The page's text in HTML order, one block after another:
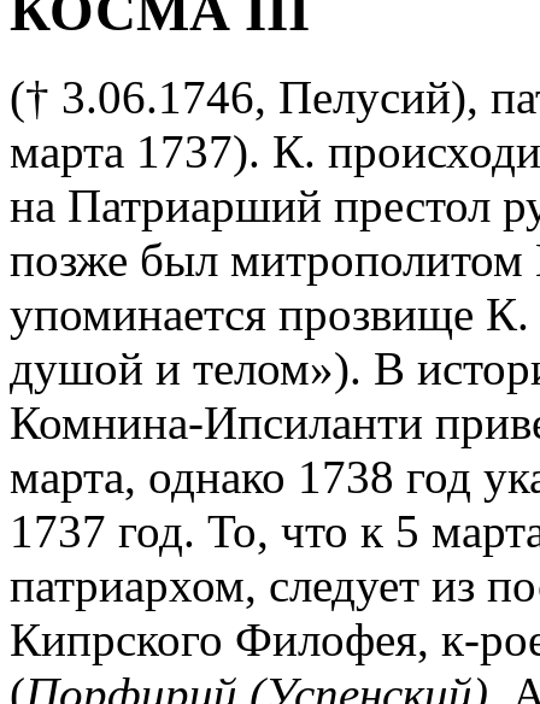
(† 3.06.1746, Пелусий),
марта 1737). К.
на Патриарший престол
позже был
упоминается прозвище
душой и телом»). В
Комнина-Ипсиланти
марта, однако 1738 год
1737 год. То, что к 5
патриархом, следует из
Кипрского Филофея, к-
(Порфирий (Успенский).